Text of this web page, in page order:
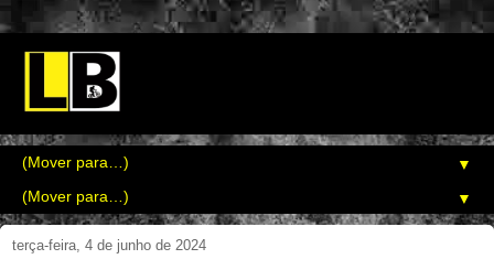
▼
▼
terça-feira, 4 de junho de 2024